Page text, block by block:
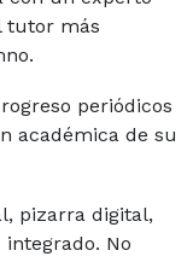
tutor más
periódicos
académica de su
pizarra digital,
No